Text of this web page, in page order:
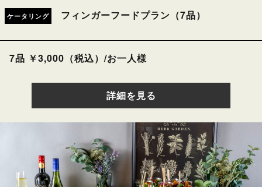
ケータリング フィンガーフードプラン（7品）
7品 ￥3,000（税込）/お一人様
詳細を見る